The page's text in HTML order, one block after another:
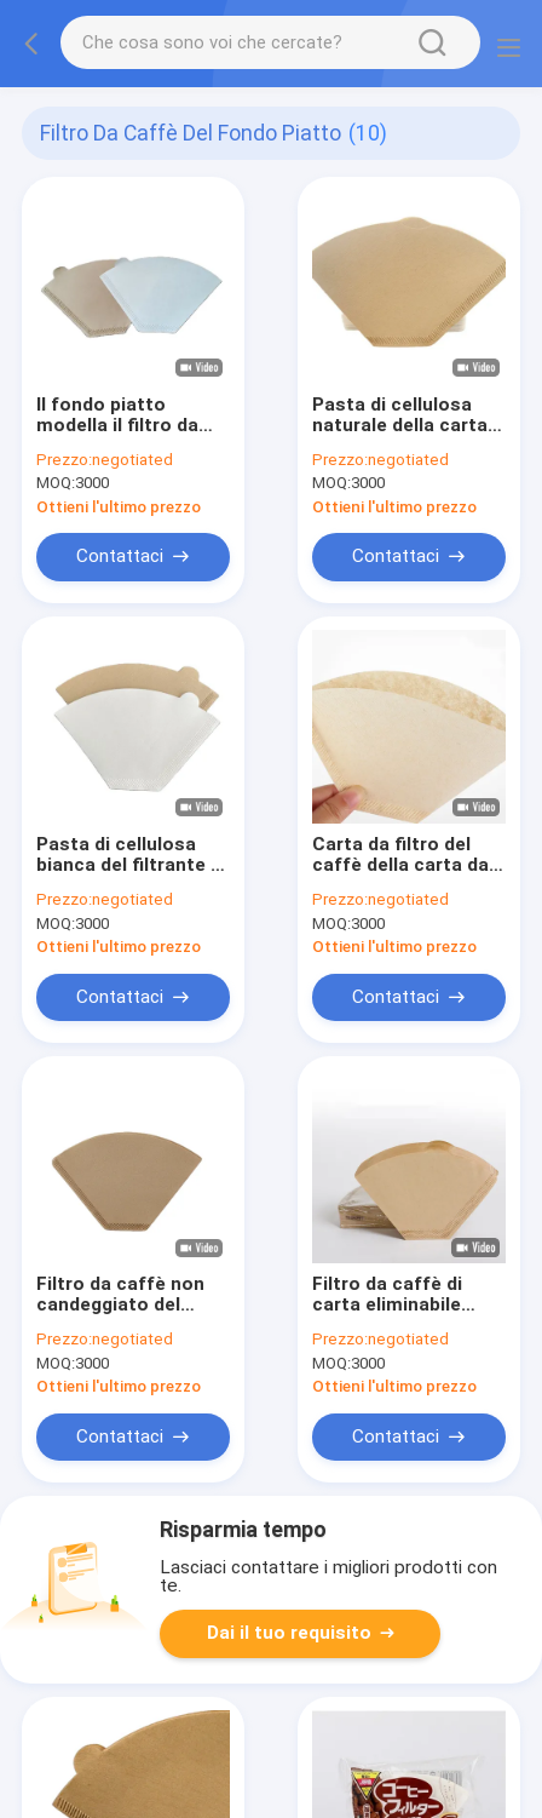
Filtro Da Caffè Del Fondo Piatto (10)
Il fondo piatto
modella il filtro da
piatto del filtro da
forma di Wave Brown
per caffè
Prezzo:negotiated
MOQ:3000
Ottieni l'ultimo prezzo
Contattaci
Pasta di cellulosa
naturale della carta
americano della
ciotola di Wave di
colore
Prezzo:negotiated
MOQ:3000
Ottieni l'ultimo prezzo
Contattaci
Pasta di cellulosa
bianca del filtrante di
piatto di Wave di
forma del fondo
piatto
Prezzo:negotiated
MOQ:3000
Ottieni l'ultimo prezzo
Contattaci
Carta da filtro del
caffè della carta da
tè del filtro da caffè
del fondo piatto della
polpa del
Prezzo:negotiated
MOQ:3000
Ottieni l'ultimo prezzo
Contattaci
Filtro da caffè non
candeggiato del
di forma del fondo
piatto 8inch 9inch
Prezzo:negotiated
MOQ:3000
Ottieni l'ultimo prezzo
Contattaci
Filtro da caffè di
carta eliminabile
del caffè di Wave del
fondo piatto
Prezzo:negotiated
MOQ:3000
Ottieni l'ultimo prezzo
Contattaci
Risparmia tempo
Lasciaci contattare i migliori prodotti con
te.
Dai il tuo requisito